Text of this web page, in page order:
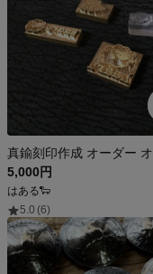
5,000円
はある🐑
5.0 (6)